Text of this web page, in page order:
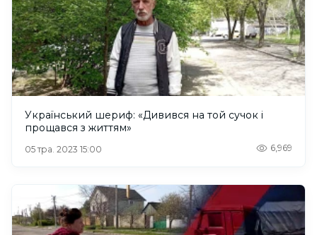
Український шериф: «Дивився на той сучок і
прощався з життям»
05 тра. 2023 15:00 6,969